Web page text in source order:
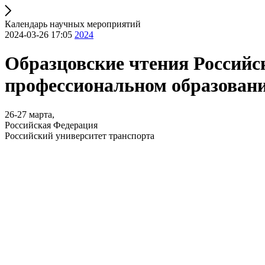
Календарь научных мероприятий
2024-03-26 17:05 2024
Образцовские чтения
профессиональном
26-27 марта,
Российская Федерация
Российский университет транспорта